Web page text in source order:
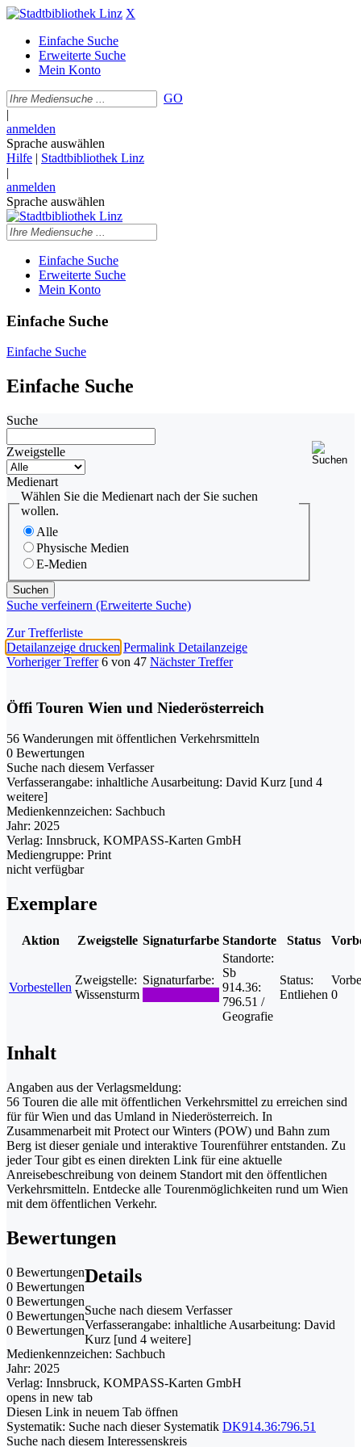
X
Einfache Suche
Erweiterte Suche
Mein Konto
GO
|
anmelden
Sprache auswählen
Hilfe | Stadtbibliothek Linz
|
anmelden
Sprache auswählen
Einfache Suche
Erweiterte Suche
Mein Konto
Einfache Suche
Einfache Suche
Einfache Suche
Suche
Zweigstelle
Medienart
Wählen Sie die Medienart nach der Sie suchen
wollen.
Alle
Physische Medien
E-Medien
Suche verfeinern (Erweiterte Suche)
Zur Trefferliste
Detailanzeige drucken Permalink Detailanzeige
Vorheriger Treffer 6 von 47 Nächster Treffer
Öffi Touren Wien und Niederösterreich
56 Wanderungen mit öffentlichen Verkehrsmitteln
0 Bewertungen
Suche nach diesem Verfasser
Verfasserangabe: inhaltliche Ausarbeitung: David Kurz [und 4
weitere]
Medienkennzeichen: Sachbuch
Jahr: 2025
Verlag: Innsbruck, KOMPASS-Karten GmbH
Mediengruppe: Print
nicht verfügbar
Exemplare
Aktion Zweigstelle Signaturfarbe Standorte Status
Vorbestellen
Zweigstelle:
Wissensturm
Signaturfarbe:
Standorte:
Sb
914.36:
796.51 /
Geografie
Status:
Entliehen 0
Inhalt
Angaben aus der Verlagsmeldung:
56 Touren die alle mit öffentlichen Verkehrsmittel zu erreichen sind
für für Wien und das Umland in Niederösterreich. In
Zusammenarbeit mit Protect our Winters (POW) und Bahn zum
Berg ist dieser geniale und interaktive Tourenführer entstanden. Zu
jeder Tour gibt es einen direkten Link für eine aktuelle
Anreisebeschreibung von deinem Standort mit den öffentlichen
Verkehrsmitteln. Entdecke alle Tourenmöglichkeiten rund um Wien
mit dem öffentlichen Verkehr.
Bewertungen
0 Bewertungen
0 Bewertungen
0 Bewertungen
0 Bewertungen
0 Bewertungen
Details
Suche nach diesem Verfasser
Verfasserangabe: inhaltliche Ausarbeitung: David
Kurz [und 4 weitere]
Medienkennzeichen: Sachbuch
Jahr: 2025
Verlag: Innsbruck, KOMPASS-Karten GmbH
opens in new tab
Diesen Link in neuem Tab öffnen
Systematik: Suche nach dieser Systematik DK914.36:796.51
Suche nach diesem Interessenskreis